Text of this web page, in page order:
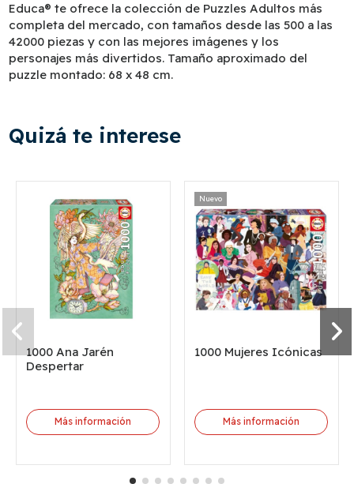
Educa® te ofrece la colección de Puzzles Adultos más
completa del mercado, con tamaños desde las 500 a las
42000 piezas y con las mejores imágenes y los
personajes más divertidos. Tamaño aproximado del
puzzle montado: 68 x 48 cm.
Quizá te interese
1000 Ana Jarén
Despertar
Más información
Nuevo
1000 Mujeres Icónicas
Más información